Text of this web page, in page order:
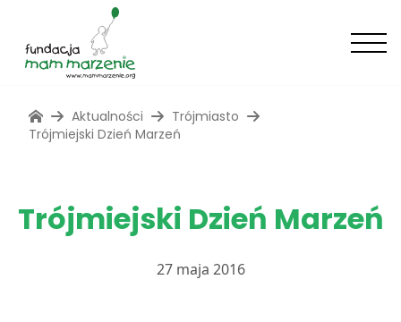
Aktualności
Trójmiasto
Trójmiejski Dzień Marzeń
Trójmiejski Dzień Marzeń
27 maja 2016